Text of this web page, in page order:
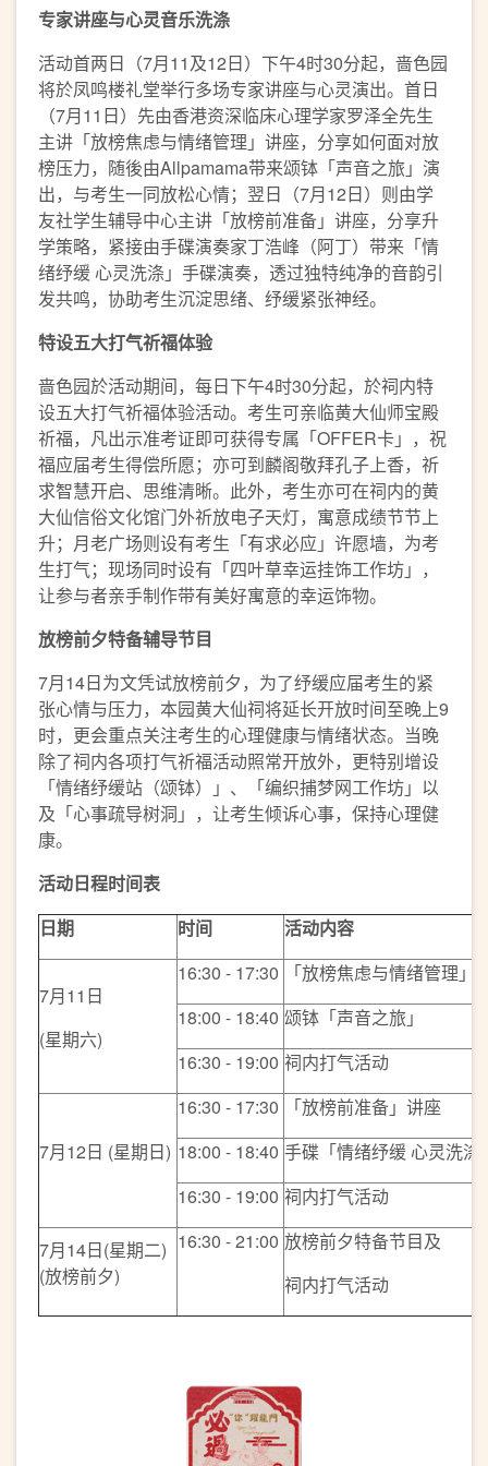
专家讲座与心灵音乐洗涤
活动首两日（7月11及12日）下午4时30分起，啬色园
将於凤鸣楼礼堂举行多场专家讲座与心灵演出。首日
（7月11日）先由香港资深临床心理学家罗泽全先生
主讲「放榜焦虑与情绪管理」讲座，分享如何面对放
榜压力，随後由Allpamama带来颂钵「声音之旅」演
出，与考生一同放松心情；翌日（7月12日）则由学
友社学生辅导中心主讲「放榜前准备」讲座，分享升
学策略，紧接由手碟演奏家丁浩峰（阿丁）带来「情
绪纾缓 心灵洗涤」手碟演奏，透过独特纯净的音韵引
发共鸣，协助考生沉淀思绪、纾缓紧张神经。
特设五大打气祈福体验
啬色园於活动期间，每日下午4时30分起，於祠内特
设五大打气祈福体验活动。考生可亲临黄大仙师宝殿
祈福，凡出示准考证即可获得专属「OFFER卡」，祝
福应届考生得偿所愿；亦可到麟阁敬拜孔子上香，祈
求智慧开启、思维清晰。此外，考生亦可在祠内的黄
大仙信俗文化馆门外祈放电子天灯，寓意成绩节节上
升；月老广场则设有考生「有求必应」许愿墙，为考
生打气；现场同时设有「四叶草幸运挂饰工作坊」，
让参与者亲手制作带有美好寓意的幸运饰物。
放榜前夕特备辅导节目
7月14日为文凭试放榜前夕，为了纾缓应届考生的紧
张心情与压力，本园黄大仙祠将延长开放时间至晚上9
时，更会重点关注考生的心理健康与情绪状态。当晚
除了祠内各项打气祈福活动照常开放外，更特别增设
「情绪纾缓站（颂钵）」、「编织捕梦网工作坊」以
及「心事疏导树洞」，让考生倾诉心事，保持心理健
康。
活动日程时间表
日期
时间 活动内容
7月11日
(星期六)
16:30 - 17:30
「放榜焦虑与情绪管理」
18:00 - 18:40 颂钵「声音之旅」
16:30 - 19:00 祠内打气活动
7月12日 (星期日)
16:30 - 17:30
「放榜前准备」讲座
18:00 - 18:40 手碟「情绪纾缓 心灵洗涤
16:30 - 19:00 祠内打气活动
7月14日(星期二)
(放榜前夕)
16:30 - 21:00 放榜前夕特备节目及
祠内打气活动